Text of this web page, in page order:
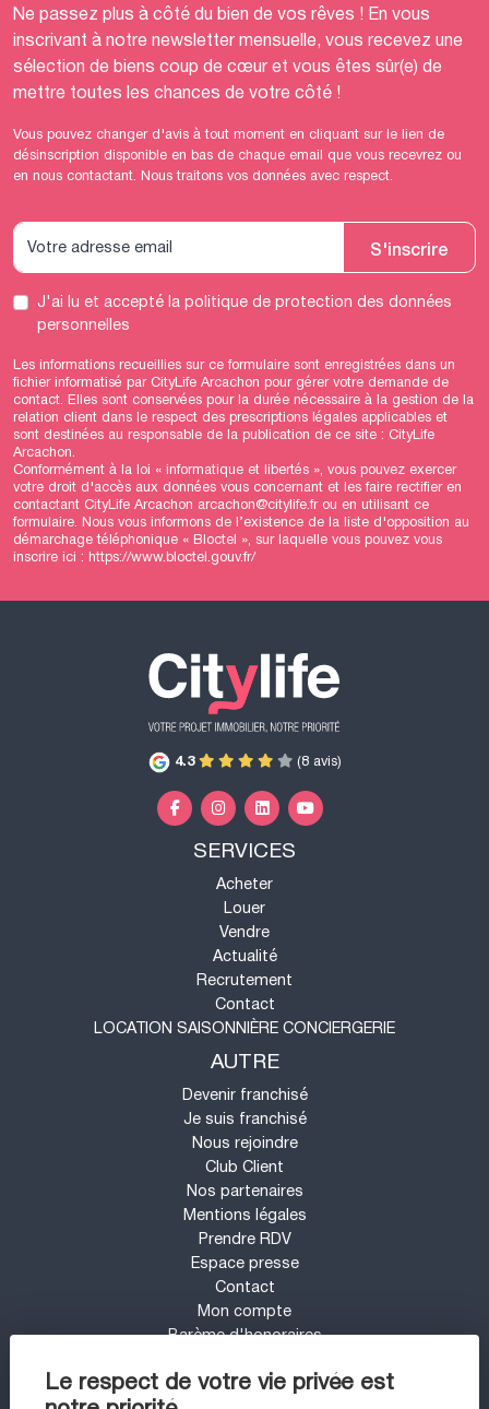
Le respect de votre vie privée est
Ne passez plus à côté du bien de vos rêves ! En vous
inscrivant à notre newsletter mensuelle, vous recevez une
sélection de biens coup de cœur et vous êtes sûr(e) de
mettre toutes les chances de votre côté !
Vous pouvez changer d'avis à tout moment en cliquant sur le lien de
désinscription disponible en bas de chaque email que vous recevrez ou
en nous contactant. Nous traitons vos données avec respect.
S'inscrire
J'ai lu et acceptéla politique de protection des données
personnelles
Les informations recueillies sur ce formulaire sont enregistrées dans un
fichier informatisé par CityLife Arcachon pour gérer votre demande de
contact. Elles sont conservées pour la durée nécessaire à la gestion de la
relation client dans le respect des prescriptions légales applicables et
sont destinées au responsable de la publication de ce site : CityLife
Arcachon.
Conformément à la loi « informatique et libertés », vous pouvez exercer
votre droit d'accès aux données vous concernant et les faire rectifier en
contactant CityLife Arcachon arcachon@citylife.fr ou en utilisant ce
formulaire. Nous vous informons de l’existence de la liste d'opposition au
démarchage téléphonique « Bloctel », sur laquelle vous pouvez vous
inscrire ici : https://www.bloctel.gouv.fr/
4.3 (8 avis)
SERVICES
Acheter
Louer
Vendre
Actualité
Recrutement
Contact
LOCATION SAISONNIÈRE CONCIERGERIE
AUTRE
Devenir franchisé
Je suis franchisé
Nous rejoindre
Club Client
Nos partenaires
Mentions légales
Prendre RDV
Espace presse
Contact
Mon compte
Barème d'honoraires
UN PROJET IMMOBILIER SUR LE SECTEUR
DE ARCACHON ?